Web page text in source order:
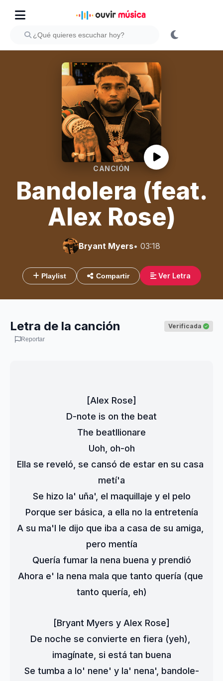
CANCIÓN
Bandolera (feat.
Alex Rose)
Bryant Myers• 03:18
Playlist Compartir Ver Letra
Letra de la canción Verificada
Reportar
[Alex Rose]
D-note is on the beat
The beatllionare
Uoh, oh-oh
Ella se reveló, se cansó de estar en su casa
metí'a
Se hizo la' uña', el maquillaje y el pelo
Porque ser básica, a ella no la entretenía
A su ma'I le dijo que iba a casa de su amiga,
pero mentía
Quería fumar la nena buena y prendió
Ahora e' la nena mala que tanto quería (que
tanto quería, eh)
[Bryant Myers y Alex Rose]
De noche se convierte en fiera (yeh),
imagínate, si está tan buena
Se tumba a lo' nene' y la' nena', bandole-